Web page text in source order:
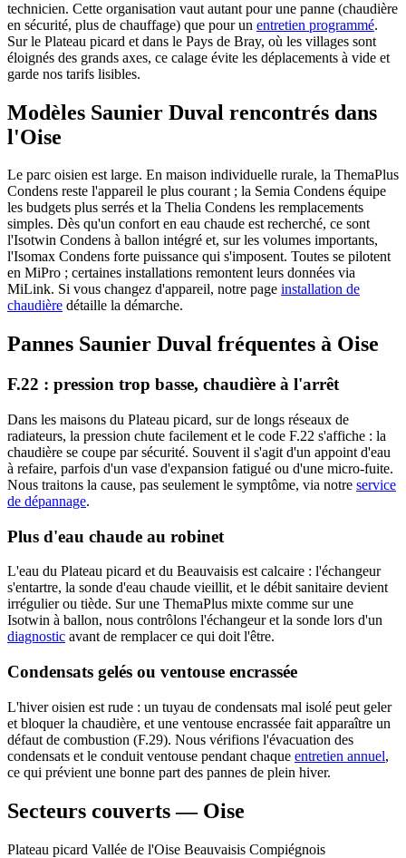
technicien. Cette organisation vaut autant pour une panne (chaudière
en sécurité, plus de chauffage) que pour un entretien programmé.
Sur le Plateau picard et dans le Pays de Bray, où les villages sont
éloignés des grands axes, ce calage évite les déplacements à vide et
garde nos tarifs lisibles.
Modèles Saunier Duval rencontrés dans
l'Oise
Le parc oisien est large. En maison individuelle rurale, la ThemaPlus
Condens reste l'appareil le plus courant ; la Semia Condens équipe
les budgets plus serrés et la Thelia Condens les remplacements
simples. Dès qu'un confort en eau chaude est recherché, ce sont
l'Isotwin Condens à ballon intégré et, sur les volumes importants,
l'Isomax Condens forte puissance qui s'imposent. Toutes se pilotent
en MiPro ; certaines installations remontent leurs données via
MiLink. Si vous changez d'appareil, notre page installation de
chaudière détaille la démarche.
Pannes Saunier Duval fréquentes à Oise
F.22 : pression trop basse, chaudière à l'arrêt
Dans les maisons du Plateau picard, sur de longs réseaux de
radiateurs, la pression chute facilement et le code F.22 s'affiche : la
chaudière se coupe par sécurité. Souvent il s'agit d'un appoint d'eau
à refaire, parfois d'un vase d'expansion fatigué ou d'une micro-fuite.
Nous traitons la cause, pas seulement le symptôme, via notre service
de dépannage.
Plus d'eau chaude au robinet
L'eau du Plateau picard et du Beauvaisis est calcaire : l'échangeur
s'entartre, la sonde d'eau chaude vieillit, et le débit sanitaire devient
irrégulier ou tiède. Sur une ThemaPlus mixte comme sur une
Isotwin à ballon, nous contrôlons l'échangeur et la sonde lors d'un
diagnostic avant de remplacer ce qui doit l'être.
Condensats gelés ou ventouse encrassée
L'hiver oisien est rude : un tuyau de condensats mal isolé peut geler
et bloquer la chaudière, et une ventouse encrassée fait apparaître un
défaut de combustion (F.29). Nous vérifions l'évacuation des
condensats et le conduit ventouse pendant chaque entretien annuel,
ce qui prévient une bonne part des pannes de plein hiver.
Secteurs couverts — Oise
Plateau picard Vallée de l'Oise Beauvaisis Compiégnois